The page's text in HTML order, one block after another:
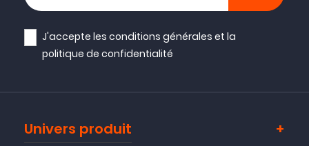
J'accepte lesconditions générales et la
politique de confidentialité
Univers produit